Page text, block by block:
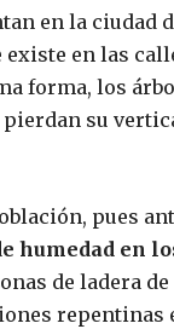
en la ciudad
existe en las
forma, los
su
pues
humedad en
de ladera
repentinas